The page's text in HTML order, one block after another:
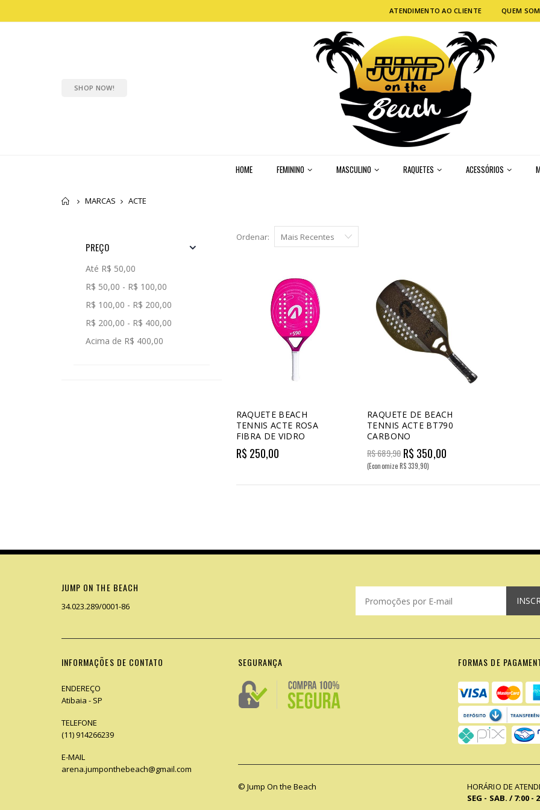
ATENDIMENTO AO CLIENTE QUEM
SHOP NOW!
HOME FEMININO MASCULINO RAQUETES ACESSÓRIOS
Home
MARCAS ACTE
PREÇO
Até R$ 50,00
R$ 50,00 - R$ 100,00
R$ 100,00 - R$ 200,00
R$ 200,00 - R$ 400,00
Acima de R$ 400,00
Ordenar:
RAQUETE BEACH
TENNIS ACTE ROSA
FIBRA DE VIDRO
R$ 250,00
RAQUETE DE BEACH
TENNIS ACTE BT790
CARBONO
R$ 689,90 R$ 350,00
(Economize R$ 339,90)
JUMP ON THE BEACH
34.023.289/0001-86
INFORMAÇÕES DE CONTATO
ENDEREÇO
Atibaia - SP
TELEFONE
(11) 914266239
E-MAIL
arena.jumponthebeach@gmail.com
SEGURANÇA FORMAS DE
© Jump On the Beach
HORÁRIO DE
SEG - SAB. / 7:00 -